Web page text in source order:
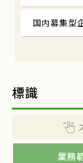
国内募集型
標識
業務